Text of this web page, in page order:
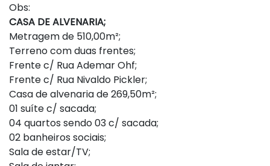
Obs:
CASA DE ALVENARIA;
Metragem de 510,00m²;
Terreno com duas frentes;
Frente c/ Rua Ademar Ohf;
Frente c/ Rua Nivaldo Pickler;
Casa de alvenaria de 269,50m²;
01 suíte c/ sacada;
04 quartos sendo 03 c/ sacada;
02 banheiros sociais;
Sala de estar/TV;